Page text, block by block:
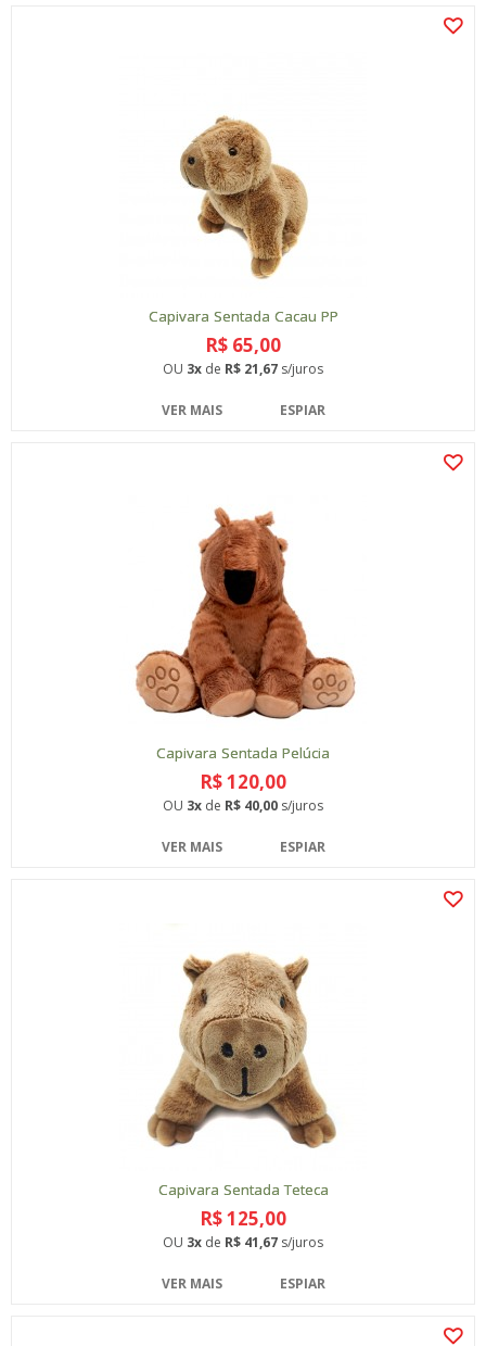
Capivara Sentada Cacau PP
R$ 65,00
OU 3x de R$ 21,67 s/juros
VER MAIS ESPIAR
Capivara Sentada Pelúcia
R$ 120,00
OU 3x de R$ 40,00 s/juros
VER MAIS ESPIAR
Capivara Sentada Teteca
R$ 125,00
OU 3x de R$ 41,67 s/juros
VER MAIS ESPIAR